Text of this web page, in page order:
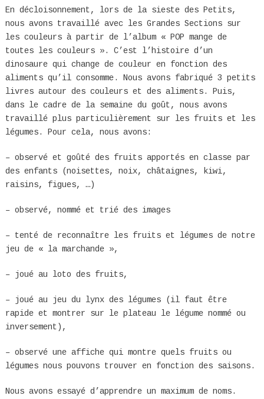
En décloisonnement, lors de la sieste des Petits,
nous avons travaillé avec les Grandes Sections sur
les couleurs à partir de l’album « POP mange de
toutes les couleurs ». C’est l’histoire d’un
dinosaure qui change de couleur en fonction des
aliments qu’il consomme. Nous avons fabriqué 3 petits
livres autour des couleurs et des aliments. Puis,
dans le cadre de la semaine du goût, nous avons
travaillé plus particulièrement sur les fruits et les
légumes. Pour cela, nous avons:
– observé et goûté des fruits apportés en classe par
des enfants (noisettes, noix, châtaignes, kiwi,
raisins, figues, …)
– observé, nommé et trié des images
– tenté de reconnaître les fruits et légumes de notre
jeu de « la marchande »,
– joué au loto des fruits,
– joué au jeu du lynx des légumes (il faut être
rapide et montrer sur le plateau le légume nommé ou
inversement),
– observé une affiche qui montre quels fruits ou
légumes nous pouvons trouver en fonction des saisons.
Nous avons essayé d’apprendre un maximum de noms.